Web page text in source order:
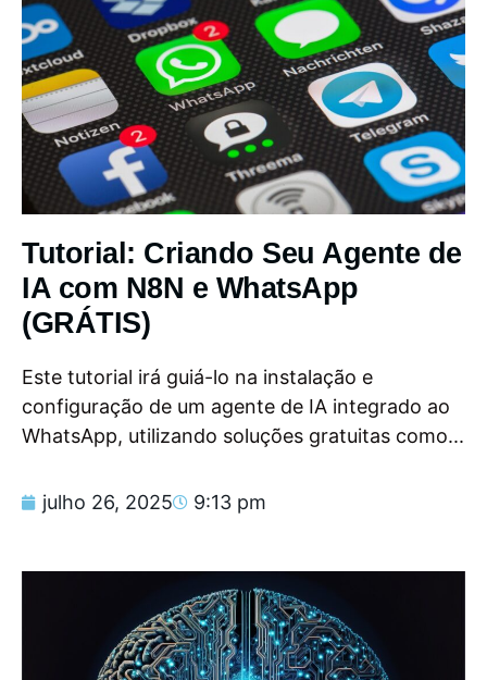
Tutorial: Criando Seu Agente de
IA com N8N e WhatsApp
(GRÁTIS)
Este tutorial irá guiá-lo na instalação e
configuração de um agente de IA integrado ao
WhatsApp, utilizando soluções gratuitas como...
julho 26, 2025 9:13 pm